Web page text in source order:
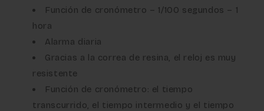
Función de cronómetro – 1/100 segundos – 1
hora
Alarma diaria
Gracias a la correa de resina, el reloj es muy
resistente
Función de cronómetro: el tiempo
transcurrido, el tiempo intermedio y el tiempo